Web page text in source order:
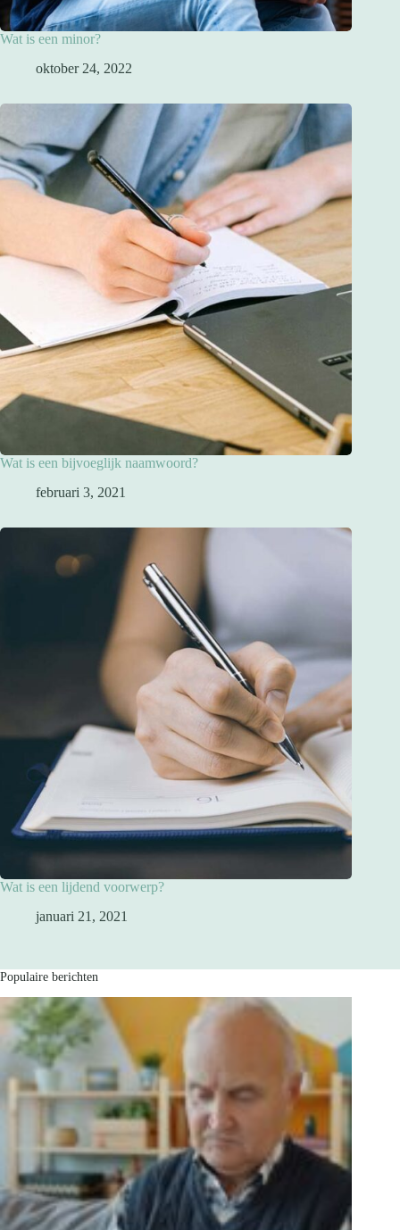
Wat is een minor?
oktober 24, 2022
Wat is een bijvoeglijk naamwoord?
februari 3, 2021
Wat is een lijdend voorwerp?
januari 21, 2021
Populaire berichten